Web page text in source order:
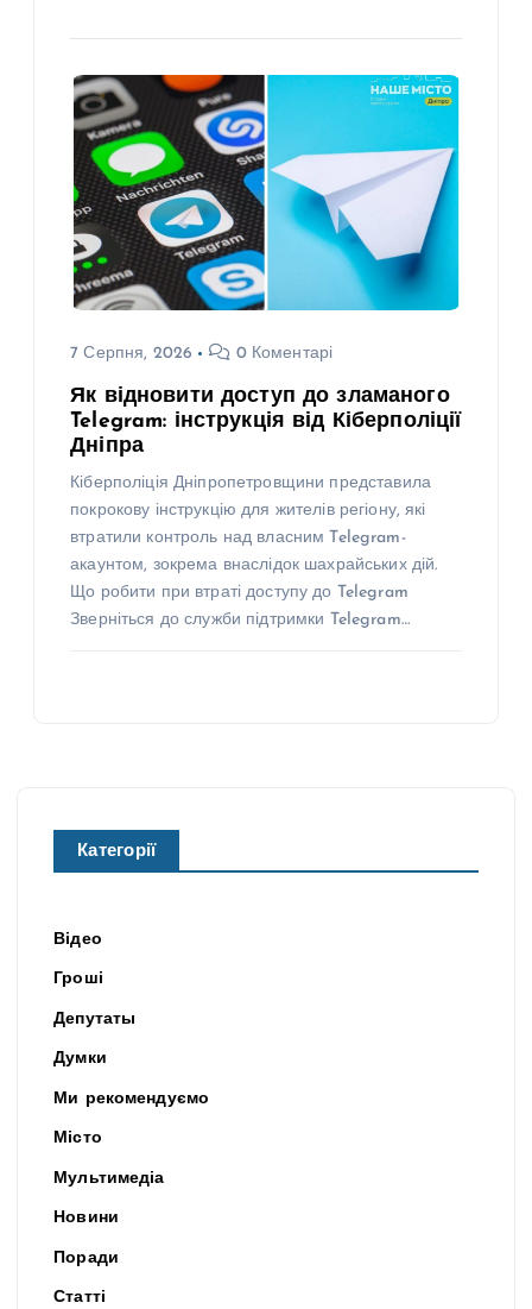
7 Серпня, 2026 0 Коментарі
Як відновити доступ до зламаного
Telegram: інструкція від Кіберполіції
Дніпра
Кіберполіція Дніпропетровщини представила
покрокову інструкцію для жителів регіону, які
втратили контроль над власним Telegram-
акаунтом, зокрема внаслідок шахрайських дій.
Що робити при втраті доступу до Telegram
Зверніться до служби підтримки Telegram…
Категорії
Відео
Гроші
Депутаты
Думки
Ми рекомендуємо
Місто
Мультимедіа
Новини
Поради
Статті